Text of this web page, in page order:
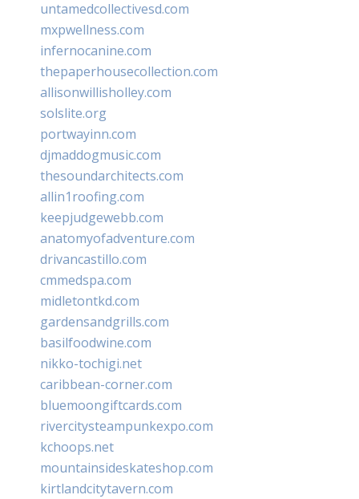
untamedcollectivesd.com
mxpwellness.com
infernocanine.com
thepaperhousecollection.com
allisonwillisholley.com
solslite.org
portwayinn.com
djmaddogmusic.com
thesoundarchitects.com
allin1roofing.com
keepjudgewebb.com
anatomyofadventure.com
drivancastillo.com
cmmedspa.com
midletontkd.com
gardensandgrills.com
basilfoodwine.com
nikko-tochigi.net
caribbean-corner.com
bluemoongiftcards.com
rivercitysteampunkexpo.com
kchoops.net
mountainsideskateshop.com
kirtlandcitytavern.com